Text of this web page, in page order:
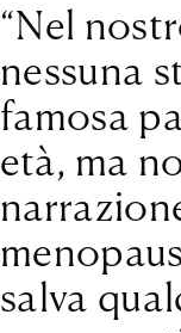
“Nel
nessuna
famosa
età, ma
salva